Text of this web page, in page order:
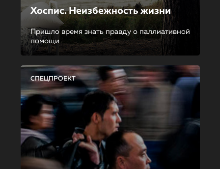
Хоспис. Неизбежность жизни
Пришло время знать правду о паллиативной
помощи
СПЕЦПРОЕКТ